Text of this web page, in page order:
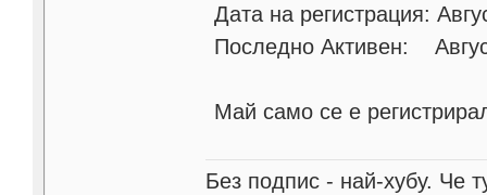
Дата на регистрация:
Последно Активен:
Май само се е
Без подпис - най-хубу. Че